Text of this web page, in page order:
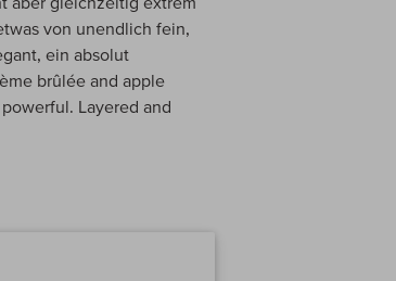
von unendlich fein,
ein absolut
brûlée and apple
Layered and